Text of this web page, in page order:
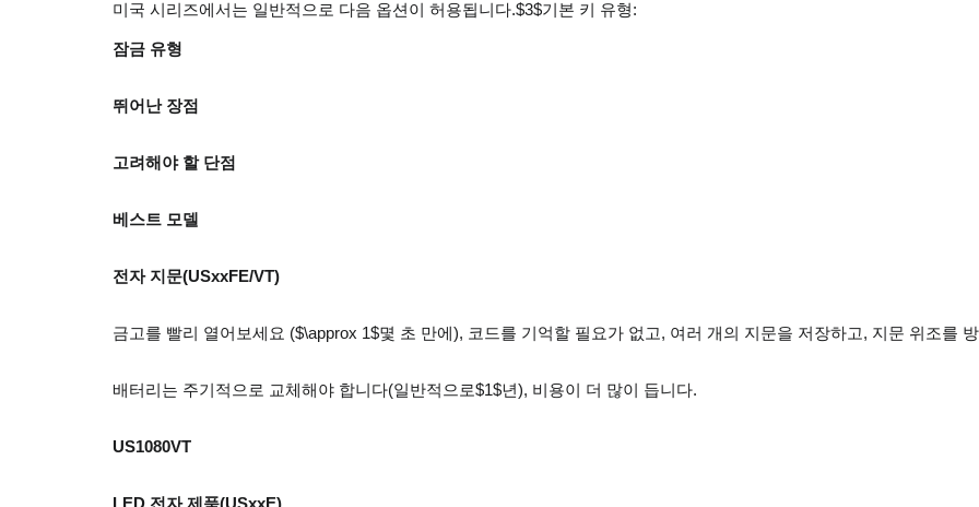
미국 시리즈에서는 일반적으로 다음 옵션이 허용됩니다.$3$기본 키 유형:
잠금 유형
뛰어난 장점
고려해야 할 단점
베스트 모델
전자 지문(USxxFE/VT)
금고를 빨리 열어보세요 ($\approx 1$몇 초 만에), 코드를 기억할 필요가 없고, 여러 개의 지문을 저장하고, 지문 위조를
배터리는 주기적으로 교체해야 합니다(일반적으로$1$년), 비용이 더 많이 듭니다.
US1080VT